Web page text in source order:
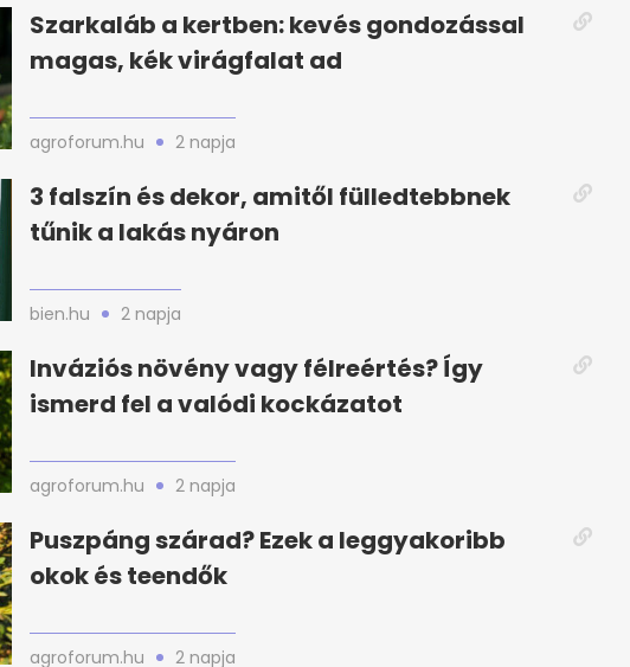
Szarkaláb a kertben: kevés gondozással
magas, kék virágfalat ad
agroforum.hu 2 napja
3 falszín és dekor, amitől fülledtebbnek
tűnik a lakás nyáron
bien.hu 2 napja
Inváziós növény vagy félreértés? Így
ismerd fel a valódi kockázatot
agroforum.hu 2 napja
Puszpáng szárad? Ezek a leggyakoribb
okok és teendők
agroforum.hu 2 napja